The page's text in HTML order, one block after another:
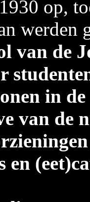
op,
werden
van de
in
van de
en